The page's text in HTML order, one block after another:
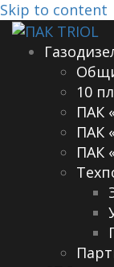
Skip to content
10
ПАК
ПАК
ПАК